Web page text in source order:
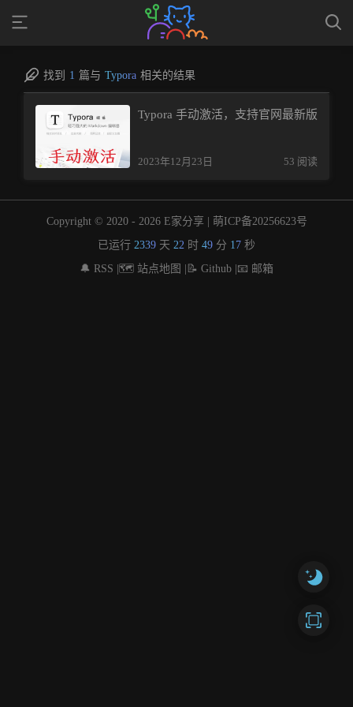
找到 1 篇与 Typora 相关的结果
Typora 手动激活，支持官网最新版
2023年12月23日 53 阅读
Copyright © 2020 - 2026 E家分享 | 萌ICP备20256623号
已运行 2339 天 22 时 49 分 17 秒
🔔 RSS | 🗺️ 站点地图 | 📝 Github | 📧 邮箱